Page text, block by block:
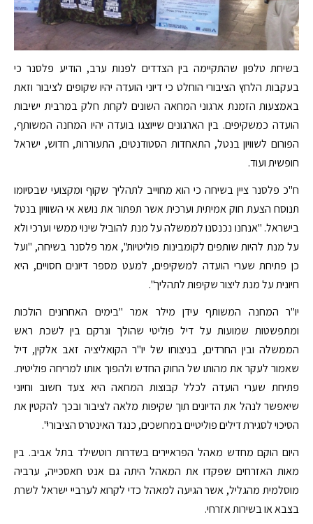
בשיחת טלפון שהתקיימה בין הצדדים לפנות ערב, הודיע פלסנר כי
בעקבות הלחץ הציבורי הוחלט כי דיוני הועדה יהיו שקופים לציבור וזאת
באמצעות הזמנת ארגוני המחאה השונים לקחת חלק במרבית ישיבות
הועדה כמשקיפים. בין הארגונים שייוצגו בועדה יהיו המחנה המשותף,
הפורום לשוויון בנטל, התאחדות הסטודנטים, התעוררות, חדוש, ישראל
חופשית ועוד.
ח"כ פלסנר ציין בשיחה כי הוא מחוייב לתהליך שקוף ומקצועי שבסיומו
תנוסח הצעת חוק אמיתית וערכית אשר תפתור את נושא אי השוויון בנטל
בישראל. "אנחנו נכנסנו לממשלה על מנת להוביל שינוי ממשי וערכי ולא
על מנת להיות שותפים לקומבינות פוליטיות", אמר פלסנר בשיחה, "ועל
כן פתיחת שערי הועדה למשקיפים, למעט מספר דיונים חסויים, היא
חיונית על מנת ליצור שקיפות לתהליך".
יו"ר המחנה המשותף עידן מילר אמר "בימים האחרונים הולכות
ומתפשטות שמועות על דיל פוליטי שהולך ונרקם בין לשכת ראש
הממשלה ובין החרדים, בניצוחו של יו"ר הקואליציה זאב אלקין, דיל
שאמור לעקר את מהותו של החוק החדש ולהפוך אותו למריחה פוליטית.
פתיחת שערי הועדה לכלל קבוצות המחאה היא צעד חשוב וחיוני
שיאפשר לנהל את הדיונים תוך שקיפות מלאה לציבור ובכך להקטין את
הסיכוי לסגירת דילים פוליטיים במחשכים, כנגד האינטרס הציבורי".
היום הוקם מחדש מאהל הפראיירים בשדרות רוטשילד בתל אביב. בין
מאות האזרחים שפקדו את המאהל היתה גם אנט חאסכייה, ערביה
מוסלמית מהגליל, אשר הגיעה למאהל כדי לקרוא לערביי ישראל לשרת
בצבא או בשירות אזרחי.